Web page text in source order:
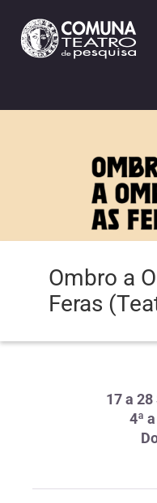
content
Ombro a
Feras
17 a
4ª